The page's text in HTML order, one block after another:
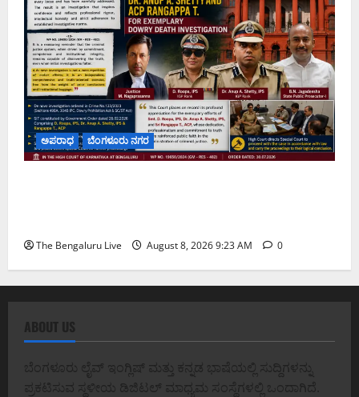
ಅಪರಾಧ ಬೆಂಗಳೂರು ನಗರ
The Bengaluru Live August 8, 2026 9:23 AM 0
ABOUT US
ಬೆಂಗಳೂರು ಲೈವ್ ಇಂಗ್ಲಿಷ್ ಮತ್ತು ಕನ್ನಡ ಭಾಷೆಯಲ್ಲಿ ಸುದ್ದಿಗಳನ್ನು
ಪ್ರಕಟಿಸುವ ಸ್ಥಳೀಯ ಡಿಜಿಟಲ್ ಮಾಧ್ಯಮ ಸಂಸ್ಥೆಗಳಲ್ಲಿ ಒಂದಾಗಿದೆ.